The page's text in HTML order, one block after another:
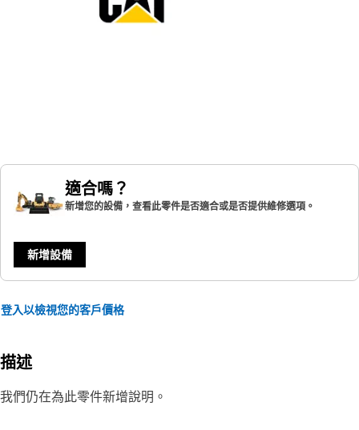
適合嗎？
新增您的設備，查看此零件是否適合或是否提供維修選項。
新增設備
登入以檢視您的客戶價格
描述
我們仍在為此零件新增說明。